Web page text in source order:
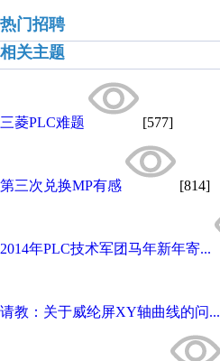
热门招聘
相关主题
三菱PLC难题 [577]
第三次兑换MP有感 [814]
2014年PLC技术军团马年新年寄...
请教：关于威纶屏XY轴曲线的问...